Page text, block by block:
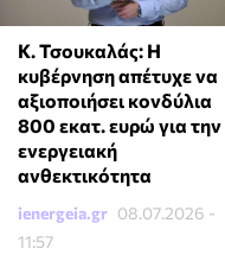
Κ. Τσουκαλάς: Η
κυβέρνηση απέτυχε να
αξιοποιήσει κονδύλια
800 εκατ. ευρώ για την
ενεργειακή
ανθεκτικότητα
ienergeia.gr 08.07.2026 -
11:57